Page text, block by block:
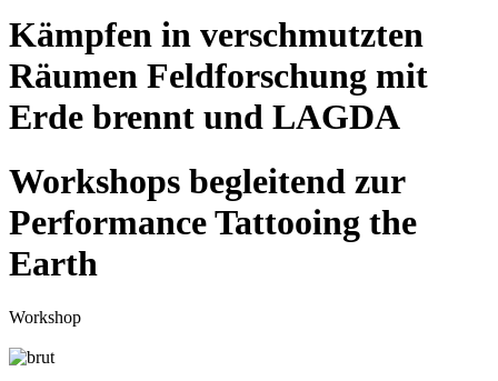
Kämpfen in verschmutzten
Räumen Feldforschung mit
Erde brennt und LAGDA
Workshops begleitend zur
Performance Tattooing the
Earth
Workshop